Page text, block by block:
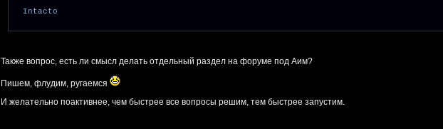
Intacto
Также вопрос, есть ли смысл делать отдельный раздел на форуме под Аим?
Пишем, флудим, ругаемся
И желательно поактивнее, чем быстрее все вопросы решим, тем быстрее запустим.